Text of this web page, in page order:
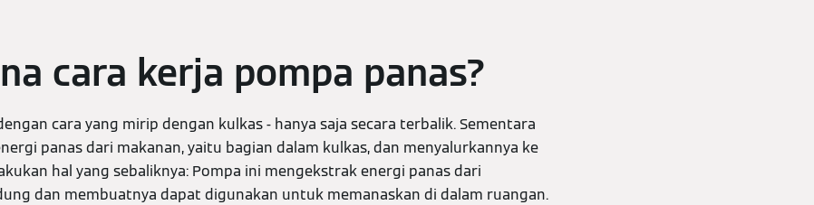
cara kerja pompa panas?
cara yang mirip dengan kulkas - hanya saja secara terbalik. Sementara
panas dari makanan, yaitu bagian dalam kulkas, dan menyalurkannya ke
hal yang sebaliknya: Pompa ini mengekstrak energi panas dari
dan membuatnya dapat digunakan untuk memanaskan di dalam ruangan.